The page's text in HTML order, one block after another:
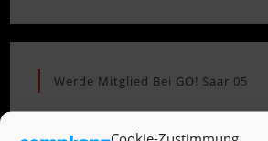
Cookie-Zustimmung
Werde Mitglied Bei GO! Saar 05